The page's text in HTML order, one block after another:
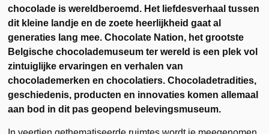
chocolade is wereldberoemd. Het liefdesverhaal tussen
dit kleine landje en de zoete heerlijkheid gaat al
generaties lang mee. Chocolate Nation, het grootste
Belgische chocolademuseum ter wereld is een plek vol
zintuiglijke ervaringen en verhalen van
chocolademerken en chocolatiers. Chocoladetradities,
geschiedenis, producten en innovaties komen allemaal
aan bod in dit pas geopend belevingsmuseum.